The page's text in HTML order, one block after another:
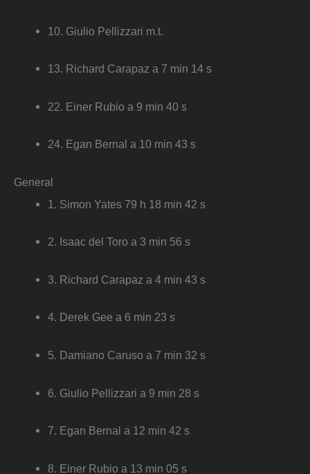
10. Giulio Pellizzari m.t.
13. Richard Carapaz a 7 min 14 s
22. Einer Rubio a 9 min 40 s
24. Egan Bernal a 10 min 43 s
General
1. Simon Yates 79 h 18 min 42 s
2. Isaac del Toro a 3 min 56 s
3. Richard Carapaz a 4 min 43 s
4. Derek Gee a 6 min 23 s
5. Damiano Caruso a 7 min 32 s
6. Giulio Pellizzari a 9 min 28 s
7. Egan Bernal a 12 min 42 s
8. Einer Rubio a 13 min 05 s